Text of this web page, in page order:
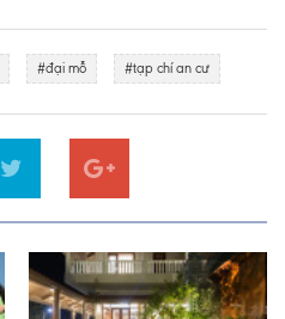
#đại mỗ #tạp chí an cư